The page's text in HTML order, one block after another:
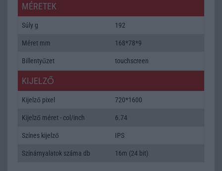
MÉRETEK
Súly g 192
Méret mm 168*78*9
Billentyűzet touchscreen
KIJELZŐ
Kijelző pixel 720*1600
Kijelző méret - col/inch 6.74
Színes kijelző IPS
Színárnyalatok száma db 16m (24 bit)